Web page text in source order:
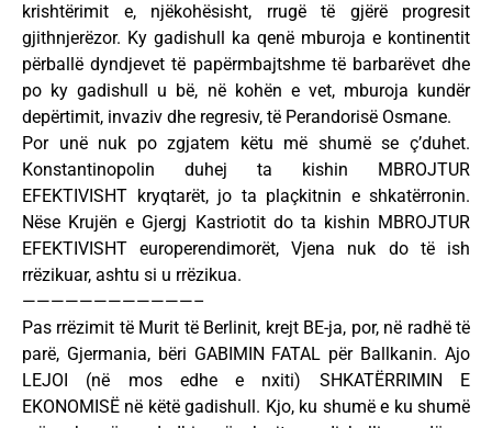
krishtërimit e, njëkohësisht, rrugë të gjërë progresit
gjithnjerëzor. Ky gadishull ka qenë mburoja e kontinentit
përballë dyndjevet të papërmbajtshme të barbarëvet dhe
po ky gadishull u bë, në kohën e vet, mburoja kundër
depërtimit, invaziv dhe regresiv, të Perandorisë Osmane.
Por unë nuk po zgjatem këtu më shumë se ç’duhet.
Konstantinopolin duhej ta kishin MBROJTUR
EFEKTIVISHT kryqtarët, jo ta plaçkitnin e shkatërronin.
Nëse Krujën e Gjergj Kastriotit do ta kishin MBROJTUR
EFEKTIVISHT europerendimorët, Vjena nuk do të ish
rrëzikuar, ashtu si u rrëzikua.
————————————–
Pas rrëzimit të Murit të Berlinit, krejt BE-ja, por, në radhë të
parë, Gjermania, bëri GABIMIN FATAL për Ballkanin. Ajo
LEJOI (në mos edhe e nxiti) SHKATËRRIMIN E
EKONOMISË në këtë gadishull. Kjo, ku shumë e ku shumë